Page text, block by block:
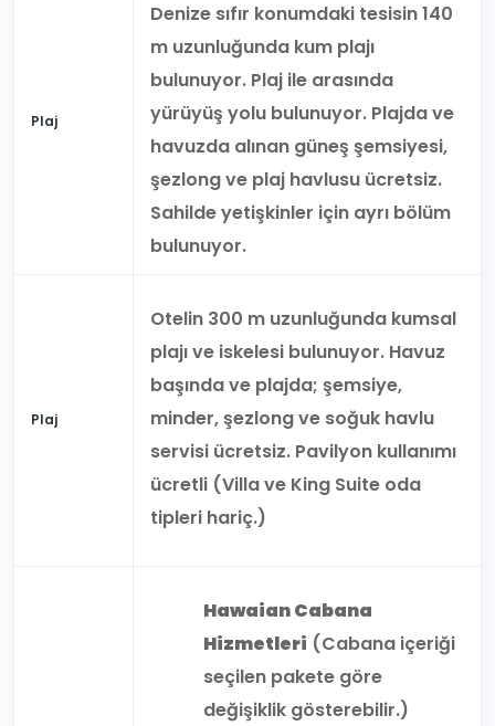
Plaj
Denize sıfır konumdaki tesisin 140
m uzunluğunda kum plajı
bulunuyor. Plaj ile arasında
yürüyüş yolu bulunuyor. Plajda ve
havuzda alınan güneş şemsiyesi,
şezlong ve plaj havlusu ücretsiz.
Sahilde yetişkinler için ayrı bölüm
bulunuyor.
Plaj
Otelin 300 m uzunluğunda kumsal
plajı ve iskelesi bulunuyor. Havuz
başında ve plajda; şemsiye,
minder, şezlong ve soğuk havlu
servisi ücretsiz. Pavilyon kullanımı
ücretli (Villa ve King Suite oda
tipleri hariç.)
Hawaian Cabana
Hizmetleri (Cabana içeriği
seçilen pakete göre
değişiklik gösterebilir.)